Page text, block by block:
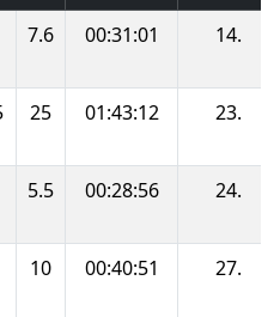
7.6 00:31:01 14.
25 01:43:12 23.
5.5 00:28:56 24.
10 00:40:51 27.